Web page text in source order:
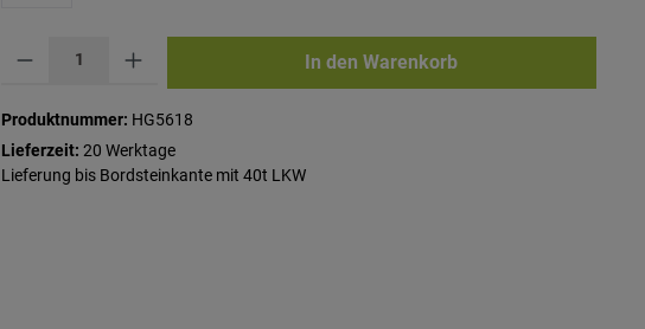
In den Warenkorb
Produktnummer: HG5618
Lieferzeit: 20 Werktage
Lieferung bis Bordsteinkante mit 40t LKW